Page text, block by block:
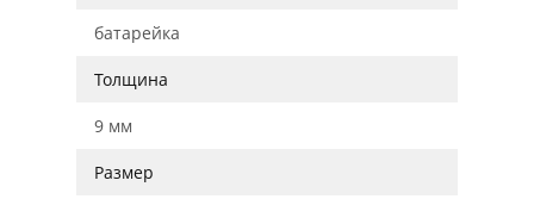
батарейка
Толщина
9 мм
Размер